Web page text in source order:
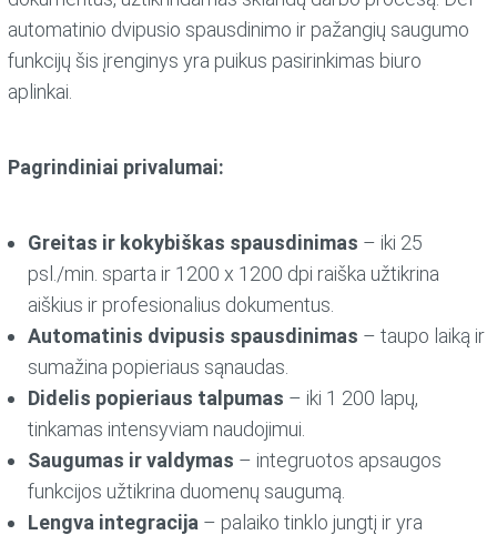
automatinio dvipusio spausdinimo ir pažangių saugumo
funkcijų šis įrenginys yra puikus pasirinkimas biuro
aplinkai.
Pagrindiniai privalumai:
Greitas ir kokybiškas spausdinimas – iki 25
psl./min. sparta ir 1200 x 1200 dpi raiška užtikrina
aiškius ir profesionalius dokumentus.
Automatinis dvipusis spausdinimas – taupo laiką ir
sumažina popieriaus sąnaudas.
Didelis popieriaus talpumas – iki 1 200 lapų,
tinkamas intensyviam naudojimui.
Saugumas ir valdymas – integruotos apsaugos
funkcijos užtikrina duomenų saugumą.
Lengva integracija – palaiko tinklo jungtį ir yra